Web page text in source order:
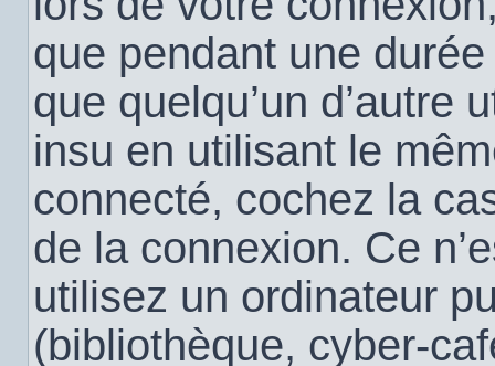
que pendant une
que quelqu’un d’autre
insu en utilisant le
connecté, cochez la
de la connexion. Ce
utilisez un ordinateur
(bibliothèque, cyber-